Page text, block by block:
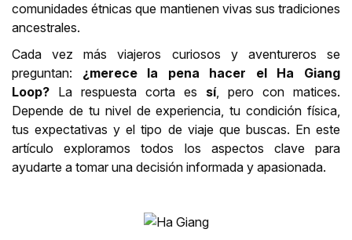
comunidades étnicas que mantienen vivas sus tradiciones
ancestrales.
Cada vez más viajeros curiosos y aventureros se
preguntan: ¿merece la pena hacer el Ha Giang
Loop? La respuesta corta es sí, pero con matices.
Depende de tu nivel de experiencia, tu condición física,
tus expectativas y el tipo de viaje que buscas. En este
artículo exploramos todos los aspectos clave para
ayudarte a tomar una decisión informada y apasionada.